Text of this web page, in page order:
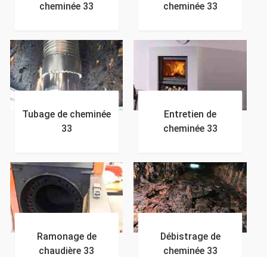
cheminée 33
cheminée 33
Tubage de cheminée
33
Entretien de
cheminée 33
Ramonage de
chaudière 33
Débistrage de
cheminée 33